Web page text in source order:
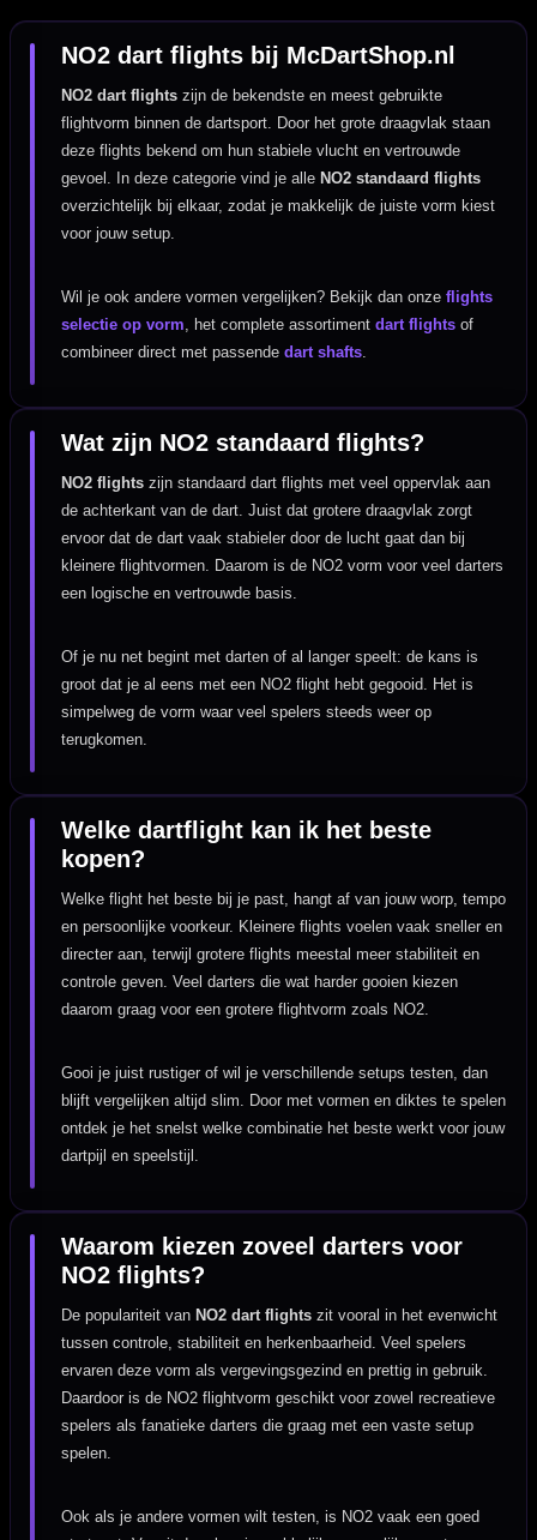
NO2 dart flights bij McDartShop.nl
NO2 dart flights zijn de bekendste en meest gebruikte
flightvorm binnen de dartsport. Door het grote draagvlak staan
deze flights bekend om hun stabiele vlucht en vertrouwde
gevoel. In deze categorie vind je alleNO2 standaard flights
overzichtelijk bij elkaar, zodat je makkelijk de juiste vorm kiest
voor jouw setup.
Wil je ook andere vormen vergelijken? Bekijk dan onzeflights
selectie op vorm , het complete assortimentdart flights of
combineer direct met passendedart shafts
Wat zijn NO2 standaard flights?
NO2 flights zijn standaard dart flights met veel oppervlak aan
de achterkant van de dart. Juist dat grotere draagvlak zorgt
ervoor dat de dart vaak stabieler door de lucht gaat dan bij
kleinere flightvormen. Daarom is de NO2 vorm voor veel darters
een logische en vertrouwde basis.
Of je nu net begint met darten of al langer speelt: de kans is
groot dat je al eens met een NO2 flight hebt gegooid. Het is
simpelweg de vorm waar veel spelers steeds weer op
terugkomen.
Welke dartflight kan ik het beste
kopen?
Welke flight het beste bij je past, hangt af van jouw worp, tempo
en persoonlijke voorkeur. Kleinere flights voelen vaak sneller en
directer aan, terwijl grotere flights meestal meer stabiliteit en
controle geven. Veel darters die wat harder gooien kiezen
daarom graag voor een grotere flightvorm zoals NO2.
Gooi je juist rustiger of wil je verschillende setups testen, dan
blijft vergelijken altijd slim. Door met vormen en diktes te spelen
ontdek je het snelst welke combinatie het beste werkt voor jouw
dartpijl en speelstijl.
Waarom kiezen zoveel darters voor
NO2 flights?
De populariteit vanNO2 dart flights zit vooral in het evenwicht
tussen controle, stabiliteit en herkenbaarheid. Veel spelers
ervaren deze vorm als vergevingsgezind en prettig in gebruik.
Daardoor is de NO2 flightvorm geschikt voor zowel recreatieve
spelers als fanatieke darters die graag met een vaste setup
spelen.
Ook als je andere vormen wilt testen, is NO2 vaak een goed